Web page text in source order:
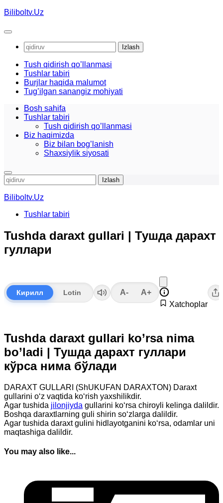
Skip
content
Biliboltv.Uz
Qidirshish:
Tush qidirish qo’llanmasi
Tushlar tabiri
Burjlar haqida malumot
Tug’ilgan sanangiz mohiyati
Bosh sahifa
Tushlar tabiri
Tush qidirish qo’llanmasi
Biz haqimizda
Biz bilan bog’lanish
Shaxsiylik siyosati
Qidirshish:
Biliboltv.Uz
Tushlar tabiri
Tushda daraxt gullari | Тушда дарахт
гуллари
Кирилл Lotin A-
A+
Xatchoplar
Tushda daraxt gullari ko’rsa nima
bo’ladi | Тушда дарахт гуллари
кўрса нима бўлади
DARAXT GULLARI (ShUKUFAN DARAXTON) Daraxt
gullarini o‘z vaqtida ko‘rish yaxshilikdir.
Agar tushida jilonjiyda gullarini ko‘rsa chiroyli kelinga dalildir.
Boshqa daraxtlarning guli shirin so‘zlarga dalildir.
Agar tushida daraxt gulini hidlayotganini ko‘rsa, odamlar uni
maqtashiga dalildir.
You may also like...